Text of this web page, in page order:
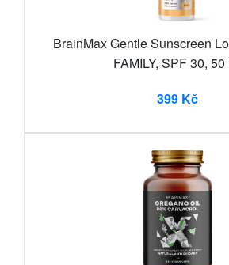
BrainMax Gentle Sunscreen
FAMILY, SPF 30, 50
399 Kč